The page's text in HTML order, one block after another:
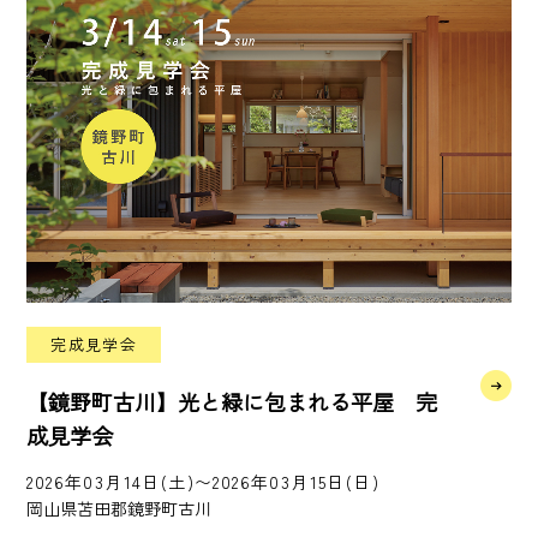
完成見学会
【鏡野町古川】光と緑に包まれる平屋 完
成見学会
2026年03月14日(土)〜2026年03月15日(日)
岡山県苫田郡鏡野町古川